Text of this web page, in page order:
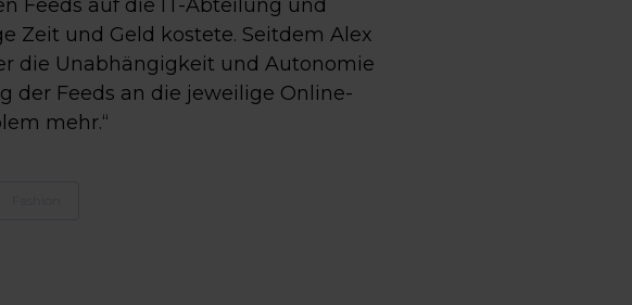
Feeds auf die IT-Abteilung und
Zeit und Geld kostete. Seitdem Alex
die Unabhängigkeit und Autonomie
der Feeds an die jeweilige Online-
mehr.“